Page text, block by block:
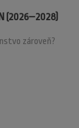
(2026–2028)
zároveň?